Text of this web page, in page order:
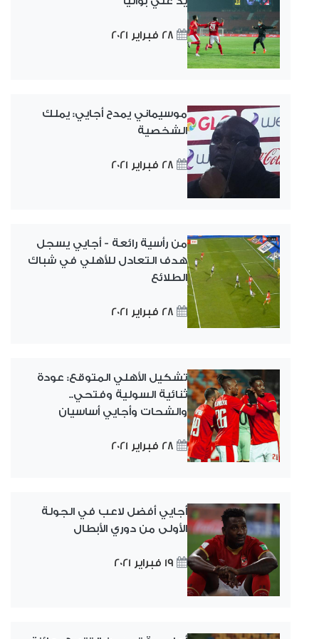
28 فبراير 2021
موسيماني يمدح أجايي: يملك
الشخصية
28 فبراير 2021
من رأسية رائعة - أجايي يسجل
هدف التعادل للأهلي في شباك
الطلائع
28 فبراير 2021
تشكيل الأهلي المتوقع: عودة
ثنائية السولية وفتحي..
والشحات وأجايي أساسيان
28 فبراير 2021
أجايي أفضل لاعب في الجولة
الأولى من دوري الأبطال
19 فبراير 2021